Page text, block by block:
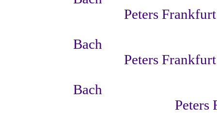
Peters Frankfurt
Bach
Peters Frankfurt
Bach
Peters